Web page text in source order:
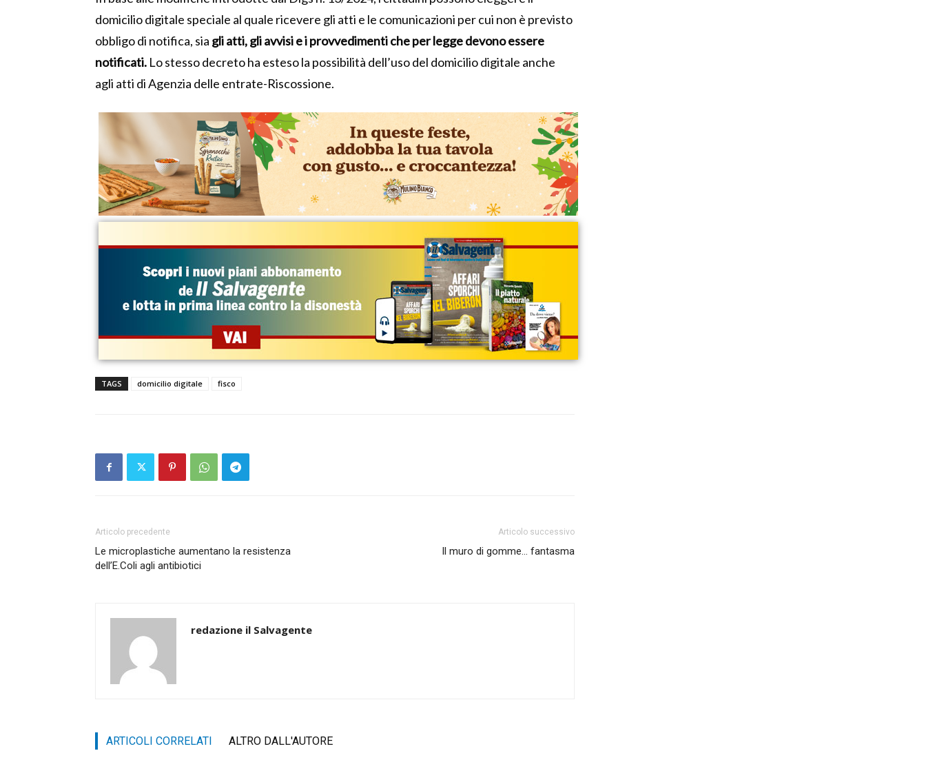
domicilio digitale speciale al quale ricevere gli atti e le comunicazioni per cui non è previsto
obbligo di notifica, sia gli atti, gli avvisi e i provvedimenti che per legge devono essere
notificati. Lo stesso decreto ha esteso la possibilità dell’uso del domicilio digitale anche
agli atti di Agenzia delle entrate-Riscossione.
TAGS domicilio digitale fisco
Articolo precedente
Le microplastiche aumentano la resistenza
dell’E.Coli agli antibiotici
Articolo successivo
Il muro di gomme… fantasma
redazione il Salvagente
ARTICOLI CORRELATI ALTRO DALL'AUTORE